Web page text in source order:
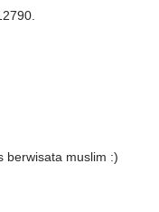
berwisata muslim :)